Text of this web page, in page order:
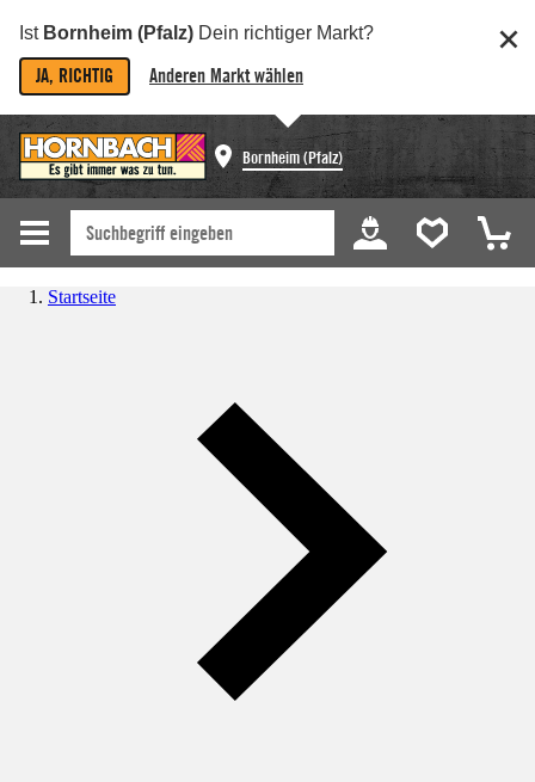
Ist Bornheim (Pfalz) Dein richtiger Markt?
JA, RICHTIG Anderen Markt wählen
Bornheim (Pfalz)
Startseite